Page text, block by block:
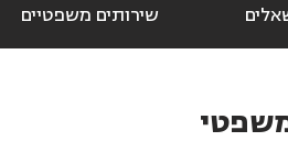
שירותים משפטיים